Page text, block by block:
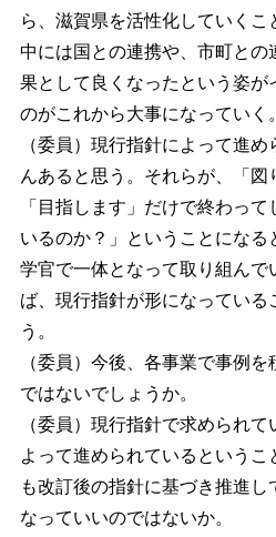
ら、滋賀県を活性化していく
中には国との連携や、市町との
果として良くなったという姿が
のがこれから大事になっていく。
（委員）現行指針によって進
んあると思う。それらが、「図
「目指します」だけで終わっ
いるのか？」ということにな
学官で一体となって取り組んで
ば、現行指針が形になっている
う。
（委員）今後、各事業で事例
ではないでしょうか。
（委員）現行指針で求められ
よって進められているという
も改訂後の指針に基づき推進
なっていいのではないか。